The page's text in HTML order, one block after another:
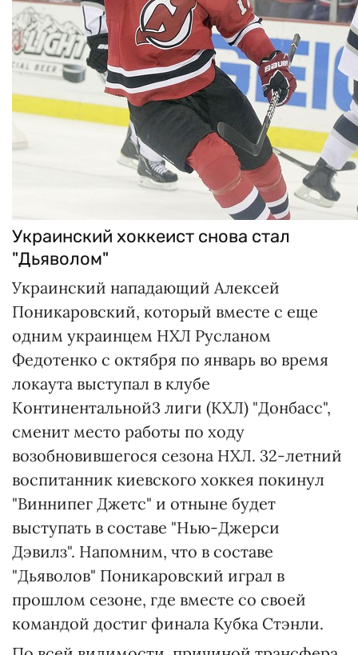
Украинский хоккеист снова стал
"Дьяволом"
Украинский нападающий Алексей
Поникаровский, который вместе с еще
одним украинцем НХЛ Русланом
Федотенко с октября по январь во время
локаута выступал в клубе
Континентальной3 лиги (КХЛ) "Донбасс",
сменит место работы по ходу
возобновившегося сезона НХЛ. 32-летний
воспитанник киевского хоккея покинул
"Виннипег Джетс" и отныне будет
выступать в составе "Нью-Джерси
Дэвилз". Напомним, что в составе
"Дьяволов" Поникаровский играл в
прошлом сезоне, где вместе со своей
командой достиг финала Кубка Стэнли.